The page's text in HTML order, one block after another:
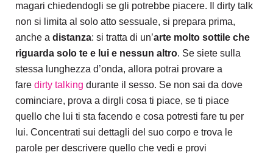
magari chiedendogli se gli potrebbe piacere. Il dirty talk
non si limita al solo atto sessuale, si prepara prima,
anche a distanza: si tratta di un’arte molto sottile che
riguarda solo te e lui e nessun altro. Se siete sulla
stessa lunghezza d’onda, allora potrai provare a
fare dirty talking durante il sesso. Se non sai da dove
cominciare, prova a dirgli cosa ti piace, se ti piace
quello che lui ti sta facendo e cosa potresti fare tu per
lui. Concentrati sui dettagli del suo corpo e trova le
parole per descrivere quello che vedi e provi